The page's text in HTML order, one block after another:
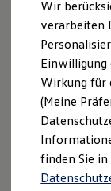
Kombis
Schnell
Angebote
Aktuelle
E-Auto-
Die
Junge
Wir
verarbeiten
Einwilligung
Wirkung für
(Meine
finden Sie